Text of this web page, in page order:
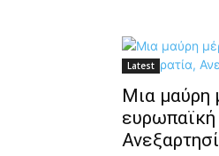
Latest
Μια μαύρη
ευρωπαϊκή